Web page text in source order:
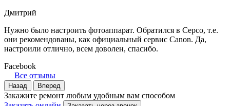
Дмитрий
Нужно было настроить фотоаппарат. Обратился в Серсо, т.е.
они рекомендованы, как официальный сервис Canon. Да,
настроили отлично, всем доволен, спасибо.
Facebook
Все отзывы
Назад Вперед
Закажите ремонт любым удобным вам способом